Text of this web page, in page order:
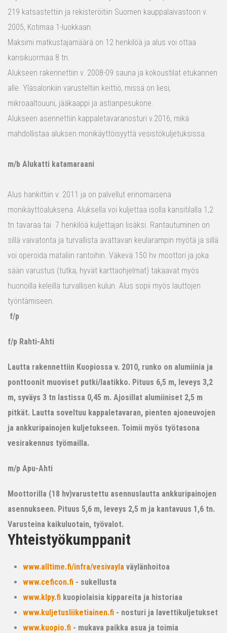
219 katsastettiin ja rekisteröitiin Suomen kauppalaivastoon v.
2005, Kotimaa 1-luokkaan.
Maksimi matkustajamäärä on 12 henkilöä ja alus voi ottaa
kansikuormaa 8 tn.
Alukseen rakennettiin v. 2008-09 sauna ja kokoustilat etukannen
alle. Yläsalonkiin varusteltiin keittiö, missä on liesi,
mikroaaltouuni, jääkaappi ja astianpesukone.
Alukseen asennettiin kappaletavaranosturi v.2016, mikä
mahdollistaa aluksen monikäyttöisyyttä vesistökuljetuksissa.
m/b Alukatti katamaraani
Alus hankittiin v. 2011 ja on palvellut erinomaisena
monikäyttöaluksena. Aluksella voi kuljettaa isolla kansitilalla 1,2
tn tavaraa tai 7 henkilöä kuljettajan lisäksi. Rantautuminen on
sillä vaivatonta ja turvallista avattavan keularampin myötä ja sillä
voi operoida mataliin rantoihin. Väkevä 150 hv moottori ja joka
sään varustus (tutka, hyvät karttaohjelmat) takaavat myös
huonoilla keleillä turvallisen kulun. Alus sopii myös lauttojen
työntämiseen.
f/p
f/p Rahti-Ahti
Lautta rakennettiin Kuopiossa v. 2010, runko on alumiinia ja
ponttoonit muoviset putki/laatikko. Pituus 6,5 m, leveys 3,2
m, syväys 3 tn lastissa 0,45 m. Ajosillat alumiiniset 2,5 m
pitkät. Lautta soveltuu kappaletavaran, pienten ajoneuvojen
ja ankkuripainojen kuljetukseen. Toimii myös työtasona
vesirakennus työmailla.
m/p Apu-Ahti
Moottorilla (18 hv)varustettu asennuslautta ankkuripainojen
asennukseen. Pituus 5,6 m, leveys 2,5 m ja kantavuus 1,6 tn.
Varusteina kaikuluotain, työvalot.
Yhteistyökumppanit
www.alltime.fi/infra/vesivayla väylänhoitoa
www.ceficon.fi - sukellusta
www.klpy.fi kuopiolaisia kippareita ja historiaa
www.kuljetusliiketiainen.fi - nosturi ja lavettikuljetukset
www.kuopio.fi - mukava paikka asua ja toimia